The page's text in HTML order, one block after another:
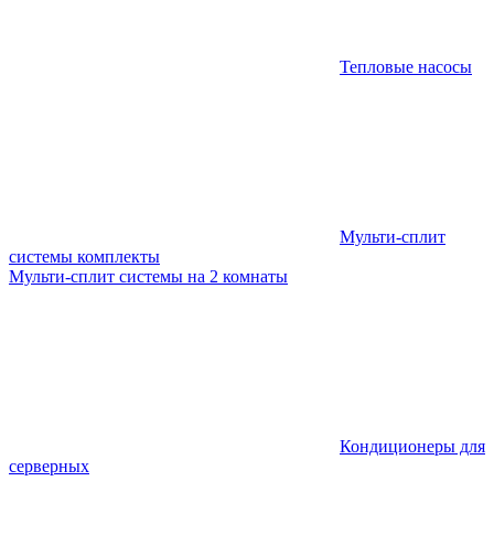
Тепловые насосы
Мульти-сплит
системы комплекты
Мульти-сплит системы на 2 комнаты
Кондиционеры для
серверных